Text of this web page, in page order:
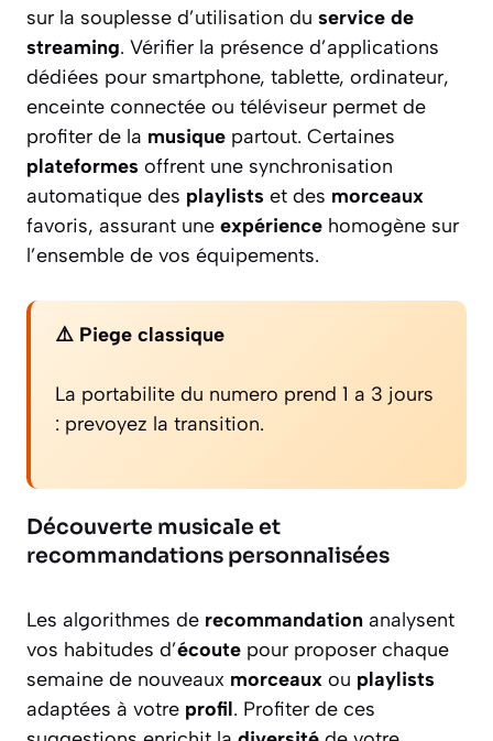
sur la souplesse d’utilisation du service de
streaming. Vérifier la présence d’applications
dédiées pour smartphone, tablette, ordinateur,
enceinte connectée ou téléviseur permet de
profiter de la musique partout. Certaines
plateformes offrent une synchronisation
automatique des playlists et des morceaux
favoris, assurant une expérience homogène sur
l’ensemble de vos équipements.
⚠️ Piege classique
La portabilite du numero prend 1 a 3 jours
: prevoyez la transition.
Découverte musicale et
recommandations personnalisées
Les algorithmes de recommandation analysent
vos habitudes d’écoute pour proposer chaque
semaine de nouveaux morceaux ou playlists
adaptées à votre profil. Profiter de ces